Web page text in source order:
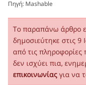
Πηγή: Mashable
Το παραπάνω άρθρο
δημοσιεύτηκε στις 9
από τις
δεν ισχύει πια,
επικοινωνίας για να